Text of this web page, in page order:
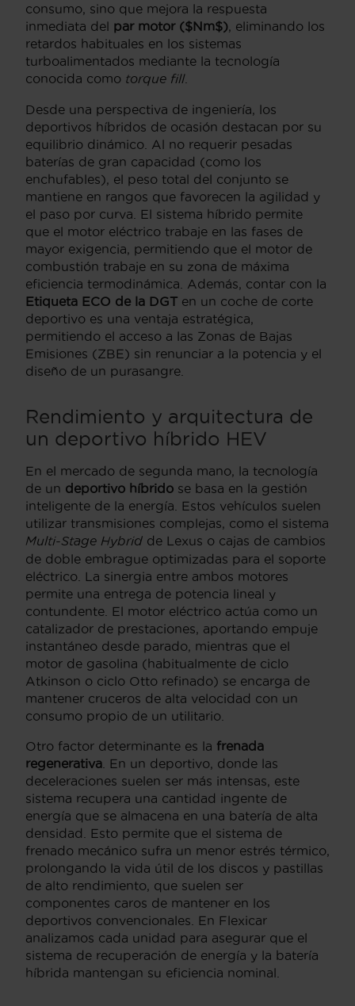
consumo, sino que mejora la respuesta
inmediata del par motor ($Nm$) , eliminando los
retardos habituales en los sistemas
turboalimentados mediante la tecnología
conocida como torque fill.
Desde una perspectiva de ingeniería, los
deportivos híbridos de ocasión destacan por su
equilibrio dinámico. Al no requerir pesadas
baterías de gran capacidad (como los
enchufables), el peso total del conjunto se
mantiene en rangos que favorecen la agilidad y
el paso por curva. El sistema híbrido permite
que el motor eléctrico trabaje en las fases de
mayor exigencia, permitiendo que el motor de
combustión trabaje en su zona de máxima
eficiencia termodinámica. Además, contar con la
Etiqueta ECO de la DGT en un coche de corte
deportivo es una ventaja estratégica,
permitiendo el acceso a las Zonas de Bajas
Emisiones (ZBE) sin renunciar a la potencia y el
diseño de un purasangre.
Rendimiento y arquitectura de
un deportivo híbrido HEV
En el mercado de segunda mano, la tecnología
de un deportivo híbrido se basa en la gestión
inteligente de la energía. Estos vehículos suelen
utilizar transmisiones complejas, como el sistema
Multi-Stage Hybrid de Lexus o cajas de cambios
de doble embrague optimizadas para el soporte
eléctrico. La sinergia entre ambos motores
permite una entrega de potencia lineal y
contundente. El motor eléctrico actúa como un
catalizador de prestaciones, aportando empuje
instantáneo desde parado, mientras que el
motor de gasolina (habitualmente de ciclo
Atkinson o ciclo Otto refinado) se encarga de
mantener cruceros de alta velocidad con un
consumo propio de un utilitario.
Otro factor determinante es la frenada
regenerativa . En un deportivo, donde las
deceleraciones suelen ser más intensas, este
sistema recupera una cantidad ingente de
energía que se almacena en una batería de alta
densidad. Esto permite que el sistema de
frenado mecánico sufra un menor estrés térmico,
prolongando la vida útil de los discos y pastillas
de alto rendimiento, que suelen ser
componentes caros de mantener en los
deportivos convencionales. En Flexicar
analizamos cada unidad para asegurar que el
sistema de recuperación de energía y la batería
híbrida mantengan su eficiencia nominal.